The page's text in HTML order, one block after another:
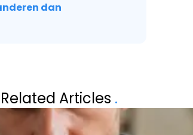
dan
MET DEZE
PARADIJS
Related Articles .